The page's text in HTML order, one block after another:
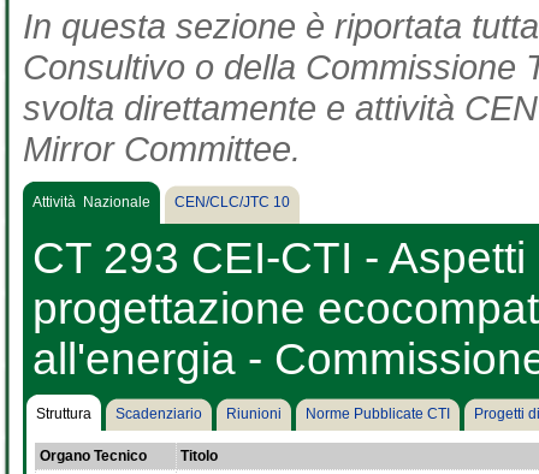
In questa sezione è riportata
Consultivo o della Commissione
svolta direttamente e attività
Mirror Committee.
Attività Nazionale CEN/CLC/JTC 10
CT 293 CEI-CTI -
progettazione
all'energia -
Struttura Scadenziario Riunioni Norme Pubblicate CTI Progetti
Organo Tecnico Titolo